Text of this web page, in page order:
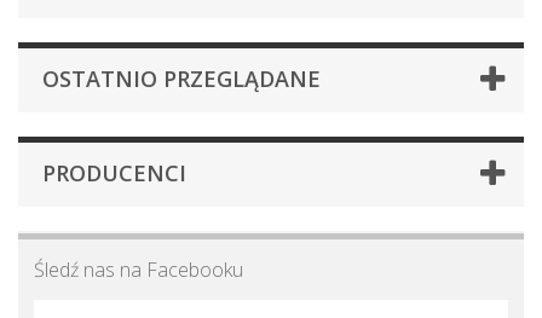
OSTATNIO PRZEGLĄDANE
PRODUCENCI
Śledź nas na Facebooku